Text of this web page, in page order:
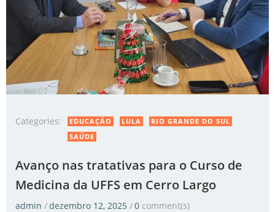
Categories: EDUCAÇÃO LULA
RIO GRANDE DO SUL
SAÚDE
Avanço nas tratativas para o Curso de
Medicina da UFFS em Cerro Largo
admin /dezembro 12, 2025 /0 comment(s)